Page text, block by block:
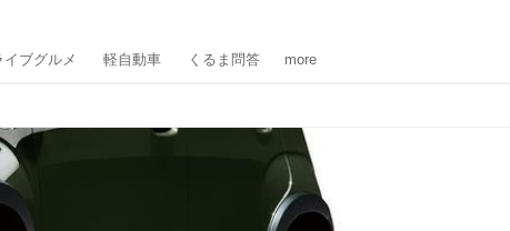
イブグルメ 軽自動車 くるま問答 more